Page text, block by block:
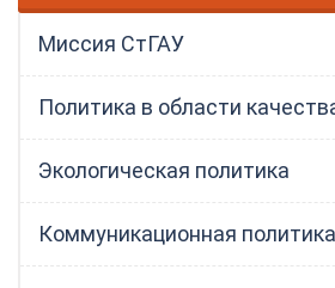
Миссия СтГАУ
Политика в области
Экологическая политика
Коммуникационная политика